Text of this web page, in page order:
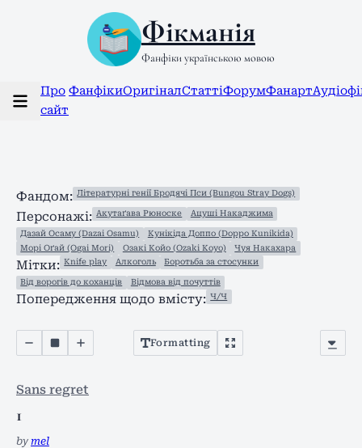
Фікманія
Фанфіки українською мовою
Про
сайт
ФанфікиОригіналСтаттіФорумФанарт
Фандом: Літературні генії Бродячі Пси (Bungou Stray Dogs)
Персонажі: Акутаґава Рюноске Ацуші Накаджима
Дазай Осаму (Dazai Osamu)
Кунікіда Доппо (Doppo Kunikida)
Морі Оґай (Ogai Mori)
Озакі Койо (Ozaki Koyo) Чуя Накахара
Мітки: Knife play Алкоголь Боротьба за стосунки
Від ворогів до коханців Відмова від почуттів
Попередження щодо вмісту: Ч/Ч
Formatting
Sans regret
1
by mel